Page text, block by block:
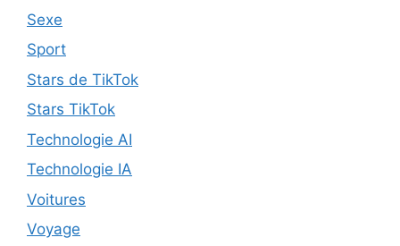
Sexe
Sport
Stars de TikTok
Stars TikTok
Technologie AI
Technologie IA
Voitures
Voyage